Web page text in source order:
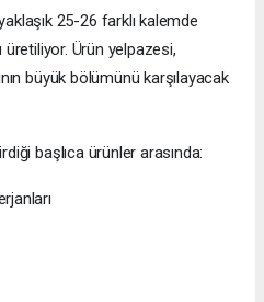
25-26 farklı kalemde
üretiliyor. Ürün yelpazesi,
büyük bölümünü karşılayacak
başlıca ürünler arasında: